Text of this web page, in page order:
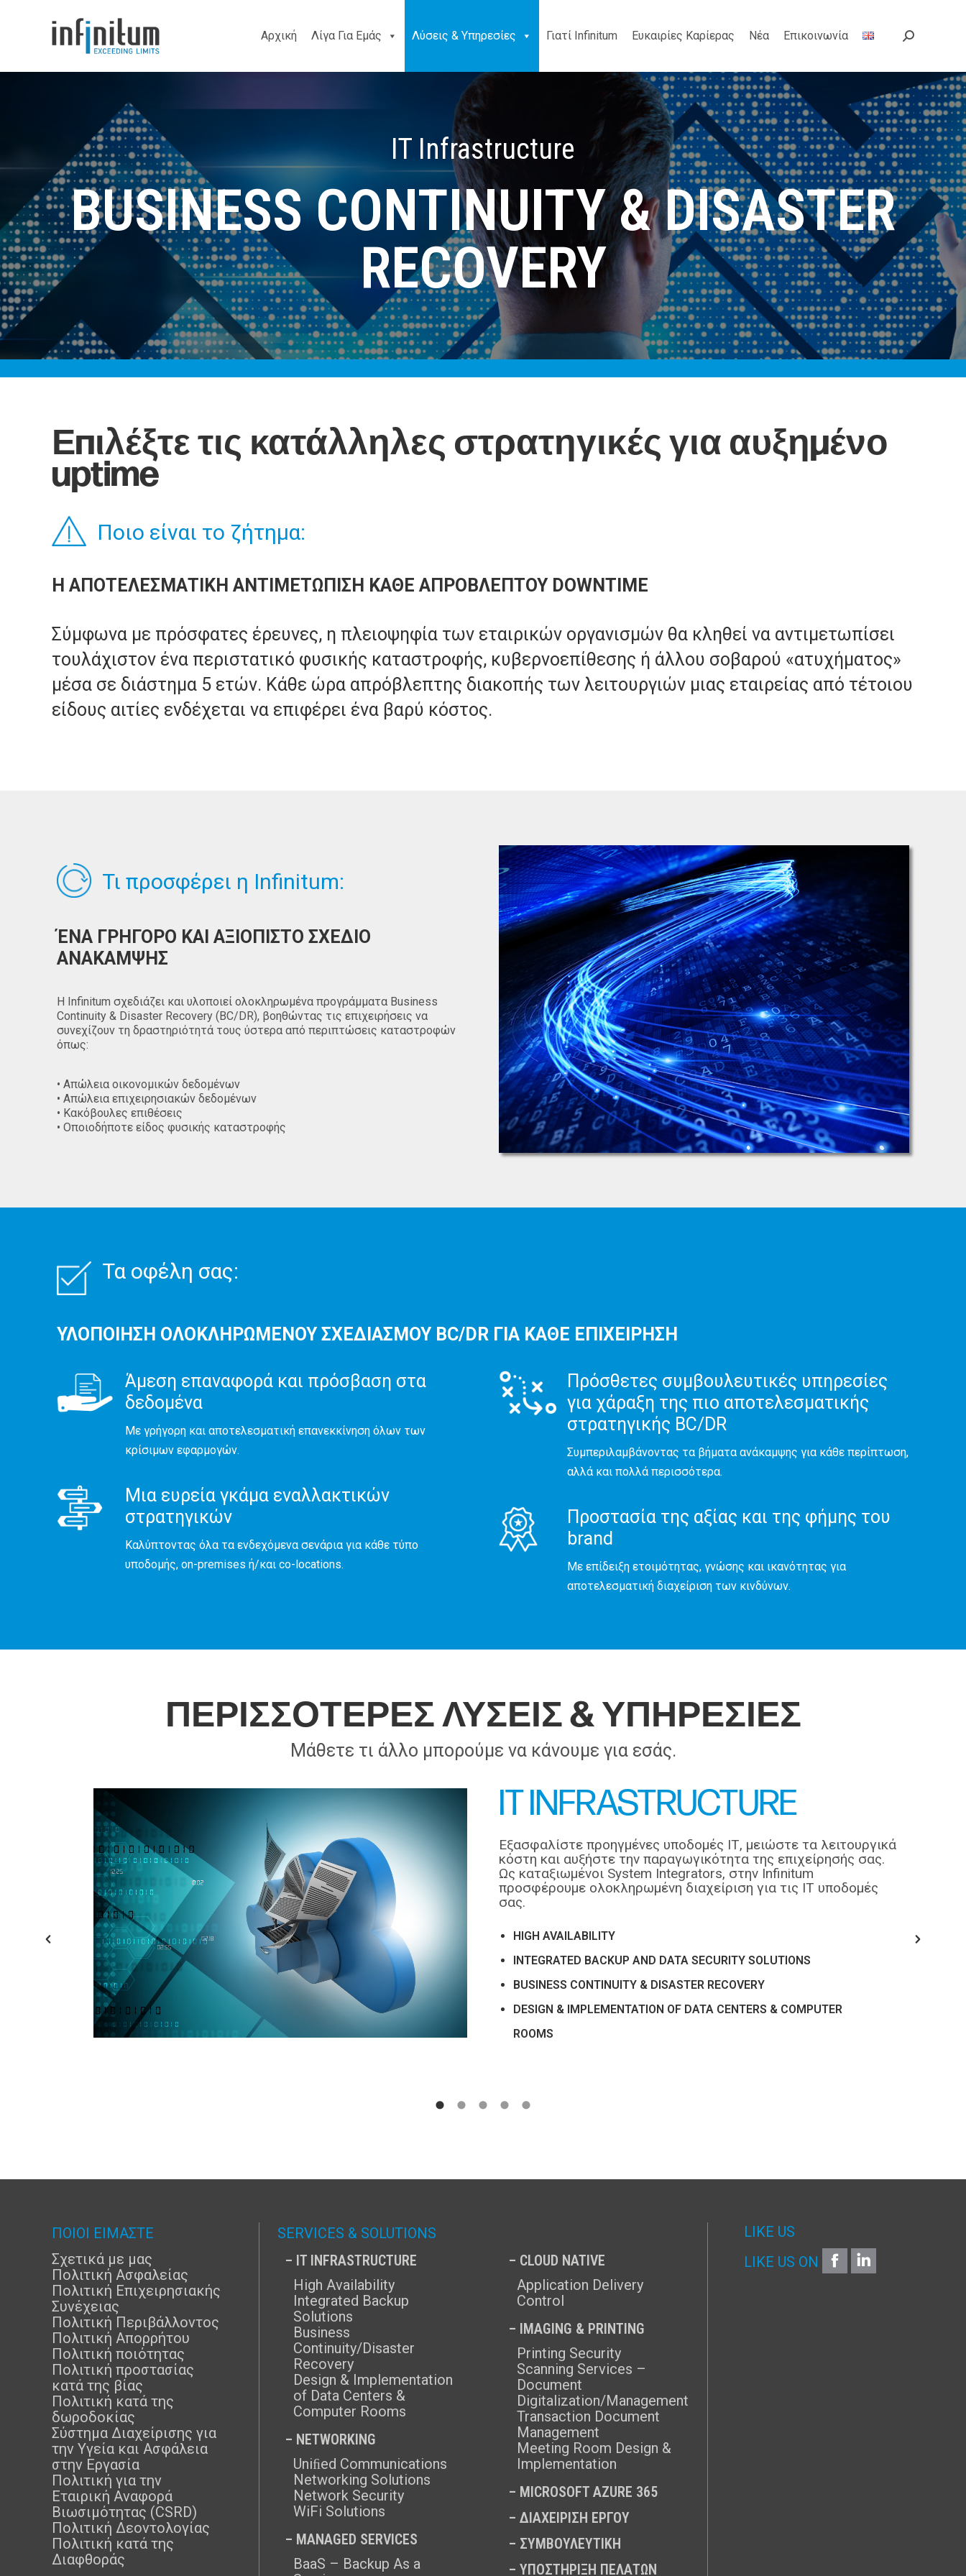
Αρχική Λίγα Για Εμάς Λύσεις & Υπηρεσίες Γιατί Infinitum Ευκαιρίες Καρίερας Νέα Επικοινωνία Search:
IT Infrastructure
BUSINESS CONTINUITY & DISASTER
RECOVERY
Επιλέξτε τις κατάλληλες στρατηγικές για αυξημένο
uptime
Ποιο είναι το ζήτημα:
Η ΑΠΟΤΕΛΕΣΜΑΤΙΚΗ ΑΝΤΙΜΕΤΩΠΙΣΗ ΚΑΘΕ ΑΠΡΟΒΛΕΠΤΟΥ DOWNTIME
Σύμφωνα με πρόσφατες έρευνες, η πλειοψηφία των εταιρικών οργανισμών θα κληθεί να αντιμετωπίσει
τουλάχιστον ένα περιστατικό φυσικής καταστροφής, κυβερνοεπίθεσης ή άλλου σοβαρού «ατυχήματος»
μέσα σε διάστημα 5 ετών. Κάθε ώρα απρόβλεπτης διακοπής των λειτουργιών μιας εταιρείας από τέτοιου
είδους αιτίες ενδέχεται να επιφέρει ένα βαρύ κόστος.
Τι προσφέρει η Infinitum:
ΈΝΑ ΓΡΗΓΟΡΟ ΚΑΙ ΑΞΙΟΠΙΣΤΟ ΣΧΕΔΙΟ
ΑΝΑΚΑΜΨΗΣ
Η Infinitum σχεδιάζει και υλοποιεί ολοκληρωμένα προγράμματα Business
Continuity & Disaster Recovery (BC/DR), βοηθώντας τις επιχειρήσεις να
συνεχίζουν τη δραστηριότητά τους ύστερα από περιπτώσεις καταστροφών
όπως:
• Απώλεια οικονομικών δεδομένων
• Απώλεια επιχειρησιακών δεδομένων
• Κακόβουλες επιθέσεις
• Οποιοδήποτε είδος φυσικής καταστροφής
Τα οφέλη σας:
ΥΛΟΠΟΙΗΣΗ ΟΛΟΚΛΗΡΩΜΕΝΟΥ ΣΧΕΔΙΑΣΜΟΥ BC/DR ΓΙΑ ΚΑΘΕ ΕΠΙΧΕΙΡΗΣΗ
Άμεση επαναφορά και πρόσβαση στα
δεδομένα
Με γρήγορη και αποτελεσματική επανεκκίνηση όλων των
κρίσιμων εφαρμογών.
Μια ευρεία γκάμα εναλλακτικών
στρατηγικών
Καλύπτοντας όλα τα ενδεχόμενα σενάρια για κάθε τύπο
υποδομής, on-premises ή/και co-locations.
Πρόσθετες συμβουλευτικές υπηρεσίες
για χάραξη της πιο αποτελεσματικής
στρατηγικής BC/DR
Συμπεριλαμβάνοντας τα βήματα ανάκαμψης για κάθε περίπτωση,
αλλά και πολλά περισσότερα.
Προστασία της αξίας και της φήμης του
brand
Με επίδειξη ετοιμότητας, γνώσης και ικανότητας για
αποτελεσματική διαχείριση των κινδύνων.
ΠΕΡΙΣΣΟΤΕΡΕΣ ΛΥΣΕΙΣ & ΥΠΗΡΕΣΙΕΣ
Μάθετε τι άλλο μπορούμε να κάνουμε για εσάς.
IT INFRASTRUCTURE
Εξασφαλίστε προηγμένες υποδομές ΙΤ, μειώστε τα λειτουργικά
κόστη και αυξήστε την παραγωγικότητα της επιχείρησής σας.
Ως καταξιωμένοι System Integrators, στην Infinitum
προσφέρουμε ολοκληρωμένη διαχείριση για τις ΙΤ υποδομές
σας.
HIGH AVAILABILITY
INTEGRATED BACKUP AND DATA SECURITY SOLUTIONS
BUSINESS CONTINUITY & DISASTER RECOVERY
DESIGN & IMPLEMENTATION OF DATA CENTERS & COMPUTER
ROOMS
ΠΟΙΟΙ ΕΙΜΑΣΤΕ
Σχετικά με μας
Πολιτική Ασφαλείας
Πολιτική Επιχειρησιακής
Συνέχειας
Πολιτική Περιβάλλοντος
Πολιτική Απορρήτου
Πολιτική ποιότητας
Πολιτική προστασίας
κατά της βίας
Πολιτική κατά της
δωροδοκίας
Σύστημα Διαχείρισης για
την Υγεία και Ασφάλεια
στην Εργασία
Πολιτική για την
Εταιρική Αναφορά
Βιωσιμότητας (CSRD)
Πολιτική Δεοντολογίας
Πολιτική κατά της
Διαφθοράς
SERVICES & SOLUTIONS
– IT INFRASTRUCTURE
High Availability
Integrated Backup
Solutions
Business
Continuity/Disaster
Recovery
Design & Implementation
of Data Centers &
Computer Rooms
– NETWORKING
Uniﬁed Communications
Networking Solutions
Network Security
WiFi Solutions
– MANAGED SERVICES
BaaS – Backup As a
– CLOUD NATIVE
Application Delivery
Control
– IMAGING & PRINTING
Printing Security
Scanning Services –
Document
Digitalization/Management
Transaction Document
Management
Meeting Room Design &
Implementation
– MICROSOFT AZURE 365
– ΔΙΑΧΕΙΡΙΣΗ ΕΡΓΟΥ
– ΣΥΜΒΟΥΛΕΥΤΙΚΗ
– ΥΠΟΣΤΗΡΙΞΗ ΠΕΛΑΤΩΝ
LIKE US
LIKE US ON
FACEBOOK